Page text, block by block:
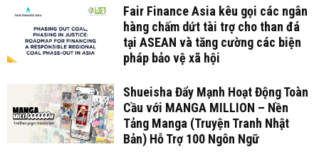
Fair Finance Asia kêu gọi các ngân
hàng chấm dứt tài trợ cho than đá
tại ASEAN và tăng cường các biện
pháp bảo vệ xã hội
Shueisha Đẩy Mạnh Hoạt Động Toàn
Cầu với MANGA MILLION – Nền
Tảng Manga (Truyện Tranh Nhật
Bản) Hỗ Trợ 100 Ngôn Ngữ